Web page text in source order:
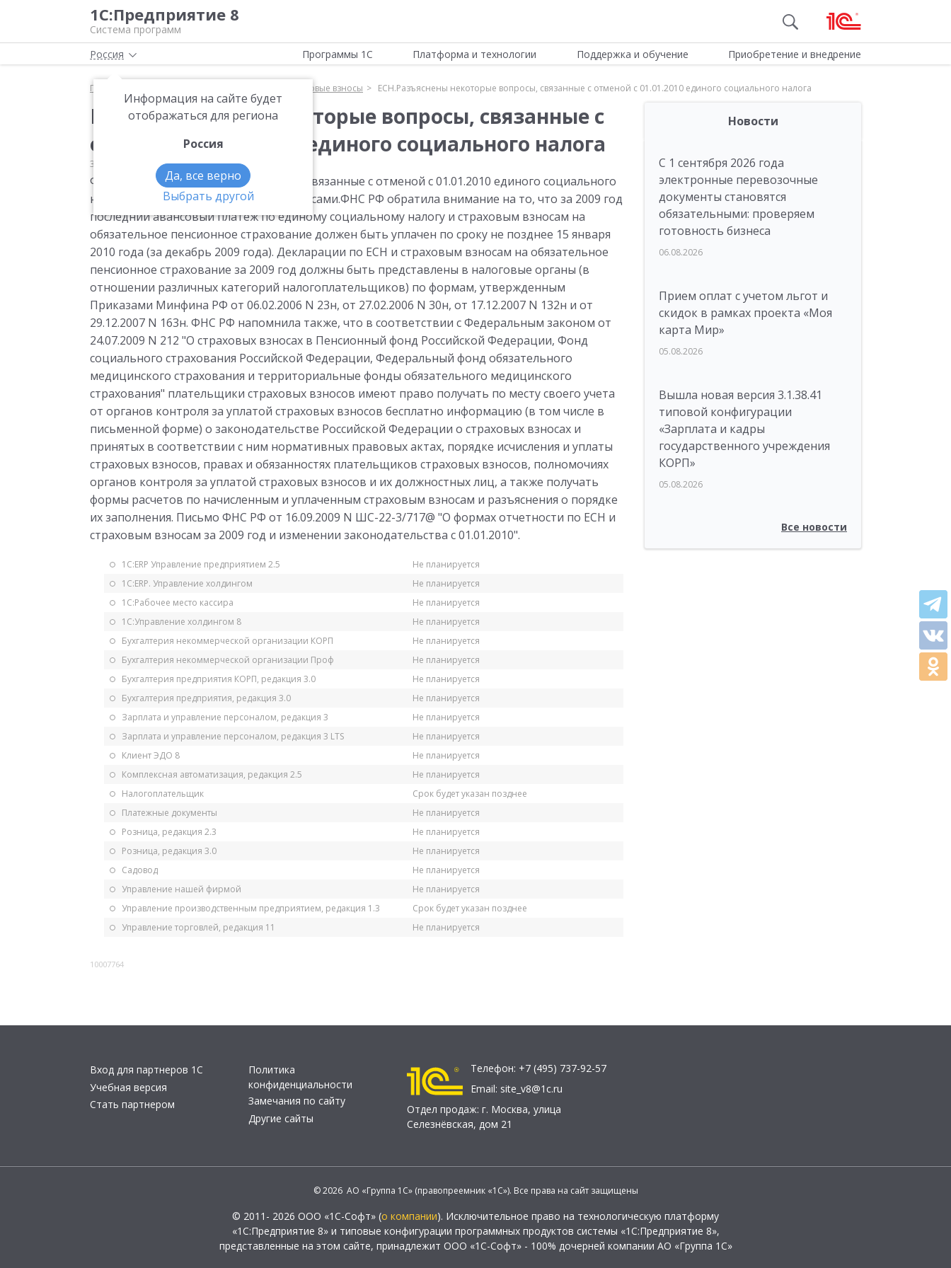
1С:Предприятие 8
Система программ
Россия
Информация на сайте будет
отображаться для региона
Россия
Да, все верно
Выбрать другой
Программы 1С Платформа и технологии Поддержка и обучение Приобретение и внедрение
Главная Страховые взносы ЕСН.Разъяснены некоторые вопросы, связанные с отменой с 01.01.2010 единого социального налога
ЕСН.Разъяснены некоторые вопросы, связанные с
отменой с 01.01.2010 единого социального налога
30.09.2009 Страховые взносы
ФНС разъяснены некоторые вопросы, связанные с отменой с 01.01.2010 единого социального
налога и заменой его страховыми взносами.ФНС РФ обратила внимание на то, что за 2009 год
последний авансовый платеж по единому социальному налогу и страховым взносам на
обязательное пенсионное страхование должен быть уплачен по сроку не позднее 15 января
2010 года (за декабрь 2009 года). Декларации по ЕСН и страховым взносам на обязательное
пенсионное страхование за 2009 год должны быть представлены в налоговые органы (в
отношении различных категорий налогоплательщиков) по формам, утвержденным
Приказами Минфина РФ от 06.02.2006 N 23н, от 27.02.2006 N 30н, от 17.12.2007 N 132н и от
29.12.2007 N 163н. ФНС РФ напомнила также, что в соответствии с Федеральным законом от
24.07.2009 N 212 "О страховых взносах в Пенсионный фонд Российской Федерации, Фонд
социального страхования Российской Федерации, Федеральный фонд обязательного
медицинского страхования и территориальные фонды обязательного медицинского
страхования" плательщики страховых взносов имеют право получать по месту своего учета
от органов контроля за уплатой страховых взносов бесплатно информацию (в том числе в
письменной форме) о законодательстве Российской Федерации о страховых взносах и
принятых в соответствии с ним нормативных правовых актах, порядке исчисления и уплаты
страховых взносов, правах и обязанностях плательщиков страховых взносов, полномочиях
органов контроля за уплатой страховых взносов и их должностных лиц, а также получать
формы расчетов по начисленным и уплаченным страховым взносам и разъяснения о порядке
их заполнения. Письмо ФНС РФ от 16.09.2009 N ШС-22-3/717@ "О формах отчетности по ЕСН и
страховым взносам за 2009 год и изменении законодательства с 01.01.2010".
1С:ERP Управление предприятием 2.5
Не планируется
1С:ERP. Управление холдингом
Не планируется
1С:Рабочее место кассира
Не планируется
1С:Управление холдингом 8
Не планируется
Бухгалтерия некоммерческой организации КОРП
Не планируется
Бухгалтерия некоммерческой организации Проф
Не планируется
Бухгалтерия предприятия КОРП, редакция 3.0
Не планируется
Бухгалтерия предприятия, редакция 3.0
Не планируется
Зарплата и управление персоналом, редакция 3
Не планируется
Зарплата и управление персоналом, редакция 3 LTS
Не планируется
Клиент ЭДО 8
Не планируется
Комплексная автоматизация, редакция 2.5
Не планируется
Налогоплательщик
Срок будет указан позднее
Платежные документы
Не планируется
Розница, редакция 2.3
Не планируется
Розница, редакция 3.0
Не планируется
Садовод
Не планируется
Управление нашей фирмой
Не планируется
Управление производственным предприятием, редакция 1.3
Срок будет указан позднее
Управление торговлей, редакция 11
Не планируется
10007764
Новости
С 1 сентября 2026 года
электронные перевозочные
документы становятся
обязательными: проверяем
готовность бизнеса
06.08.2026
Прием оплат с учетом льгот и
скидок в рамках проекта «Моя
карта Мир»
05.08.2026
Вышла новая версия 3.1.38.41
типовой конфигурации
«Зарплата и кадры
государственного учреждения
КОРП»
05.08.2026
Все новости
Вход для партнеров 1С
Учебная версия
Стать партнером
Политика
конфиденциальности
Замечания по сайту
Другие сайты
Телефон: +7 (495) 737-92-57
Email: site_v8@1c.ru
Отдел продаж: г. Москва, улица
Селезнёвская, дом 21
© 2026 АО «Группа 1С» (правопреемник «1С»). Все права на сайт защищены
© 2011- 2026 ООО «1С-Софт» (о компании). Исключительное право на технологическую платформу
«1С:Предприятие 8» и типовые конфигурации программных продуктов системы «1С:Предприятие 8»,
представленные на этом сайте, принадлежит ООО «1С-Софт» - 100% дочерней компании АО «Группа 1С»